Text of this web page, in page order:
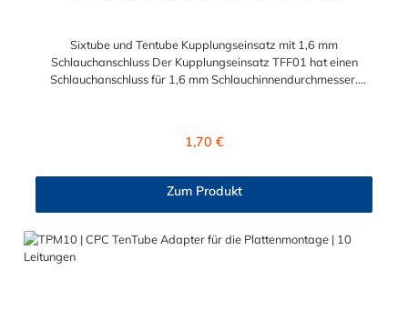
Sixtube und Tentube Kupplungseinsatz mit 1,6 mm
Schlauchanschluss Der Kupplungseinsatz TFF01 hat einen
Schlauchanschluss für 1,6 mm Schlauchinnendurchmesser.
(Polypropylen)
Regulärer Preis:
1,70 €
Zum Produkt